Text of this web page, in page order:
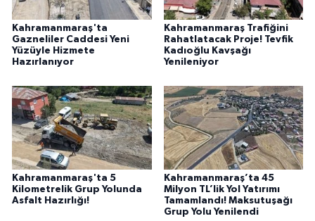
Kahramanmaraş'ta
Gazneliler Caddesi Yeni
Yüzüyle Hizmete
Hazırlanıyor
Kahramanmaraş Trafiğini
Rahatlatacak Proje! Tevfik
Kadıoğlu Kavşağı
Yenileniyor
Kahramanmaraş'ta 5
Kilometrelik Grup Yolunda
Asfalt Hazırlığı!
Kahramanmaraş’ta 45
Milyon TL’lik Yol Yatırımı
Tamamlandı! Maksutuşağı
Grup Yolu Yenilendi